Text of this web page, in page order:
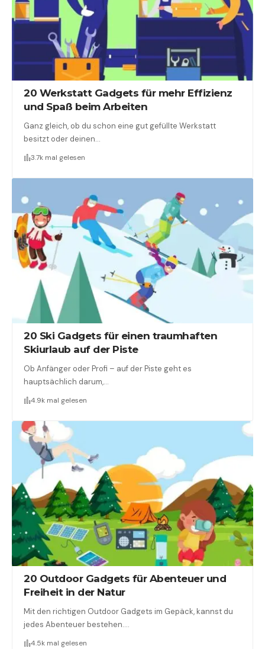
20 Werkstatt Gadgets für mehr Effizienz
und Spaß beim Arbeiten
Ganz gleich, ob du schon eine gut gefüllte Werkstatt
besitzt oder deinen…
3.7k mal gelesen
20 Ski Gadgets für einen traumhaften
Skiurlaub auf der Piste
Ob Anfänger oder Profi – auf der Piste geht es
hauptsächlich darum,…
4.9k mal gelesen
20 Outdoor Gadgets für Abenteuer und
Freiheit in der Natur
Mit den richtigen Outdoor Gadgets im Gepäck, kannst du
jedes Abenteuer bestehen.…
4.5k mal gelesen